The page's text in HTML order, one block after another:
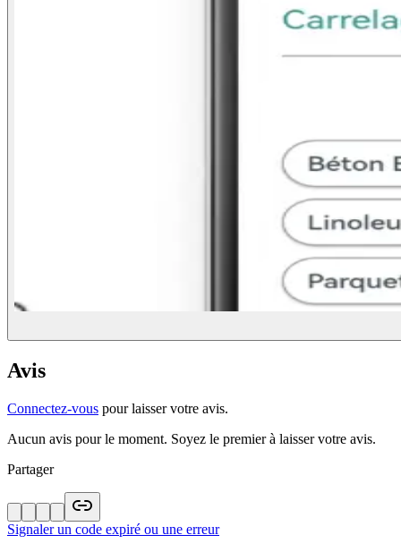
Avis
Connectez-vous pour laisser votre avis.
Aucun avis pour le moment. Soyez le premier à laisser votre avis.
Partager
Signaler un code expiré ou une erreur